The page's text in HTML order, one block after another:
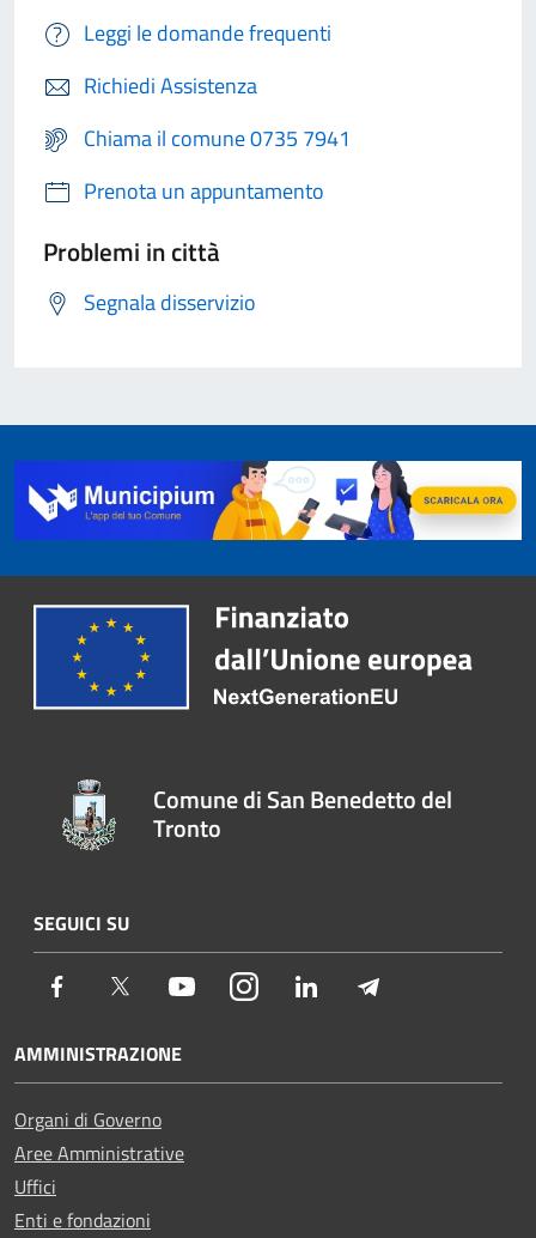
Leggi le domande frequenti
Richiedi Assistenza
Chiama il comune 0735 7941
Prenota un appuntamento
Problemi in città
Segnala disservizio
Comune di San Benedetto del
Tronto
SEGUICI SU
Facebook Twitter YoutubeInstagramLinkedIn
AMMINISTRAZIONE
Organi di Governo
Aree Amministrative
Uffici
Enti e fondazioni